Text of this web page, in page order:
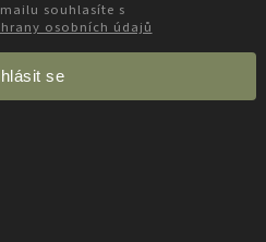
osobních údajů
se